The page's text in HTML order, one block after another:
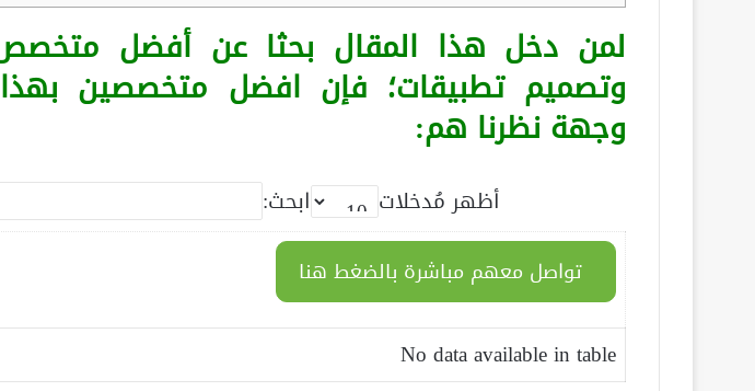
لمن دخل هذا المقال بحثا عن أفضل
وتصميم تطبيقات؛ فإن افضل متخصصين
وجهة نظرنا هم:
أظهر مُدخلات ابحث:
تواصل معهم مباشرة بالضغط هنا
No data available in table